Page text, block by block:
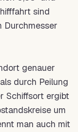
sind
Durchmesser
genauer
durch Peilung
Schiffsort ergibt
um
man auch mit